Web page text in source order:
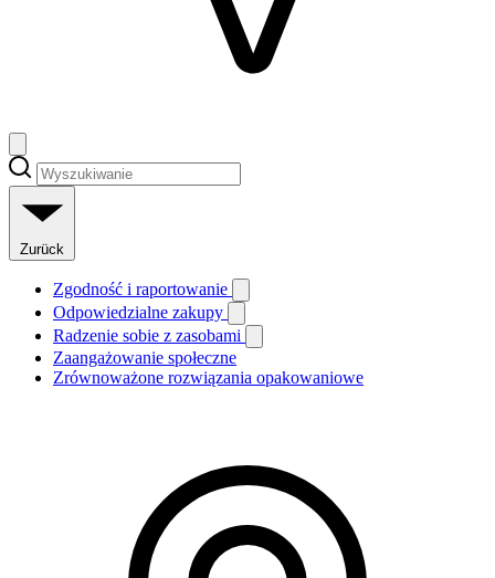
Zurück
Zgodność i raportowanie
Odpowiedzialne zakupy
Radzenie sobie z zasobami
Zaangażowanie społeczne
Zrównoważone rozwiązania opakowaniowe